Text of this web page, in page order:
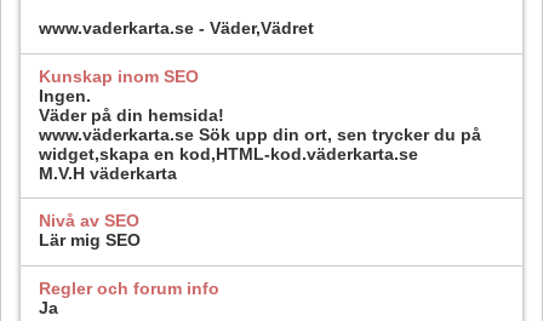
www.vaderkarta.se - Väder,Vädret
Kunskap inom SEO
Ingen.
Väder på din hemsida!
www.väderkarta.se Sök upp din ort, sen trycker du på
widget,skapa en kod,HTML-kod.väderkarta.se
M.V.H väderkarta
Nivå av SEO
Lär mig SEO
Regler och forum info
Ja